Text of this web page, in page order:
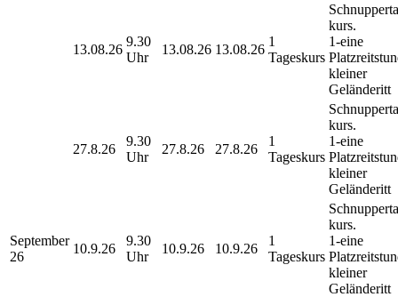
13.08.26
9.30
Uhr
13.08.26 13.08.26
1
Tageskurs
kurs.
1-eine
kleiner
Geländeritt
27.8.26
9.30
Uhr
27.8.26 27.8.26
1
Tageskurs
kurs.
1-eine
kleiner
Geländeritt
September
26
10.9.26
9.30
Uhr
10.9.26 10.9.26
1
Tageskurs
kurs.
1-eine
kleiner
Geländeritt